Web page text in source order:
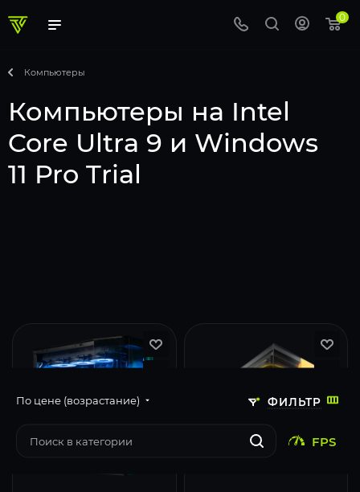
0
Компьютеры
Компьютеры на Intel
Core Ultra 9 и Windows
11 Pro Trial
ФИЛЬТР
По цене (возрастание)
FPS